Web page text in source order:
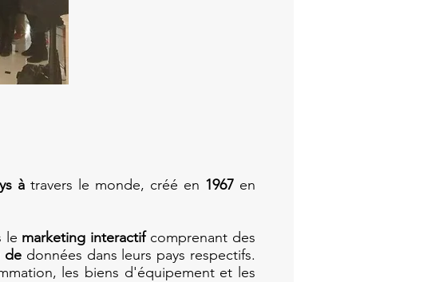
à travers le monde, créé en 1967 en
le marketing interactifcomprenant des
de données dans leurs pays respectifs.
les biens d'équipement et les